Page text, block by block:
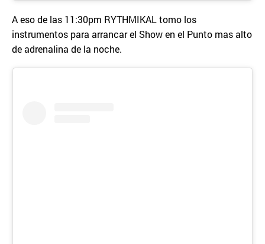
A eso de las 11:30pm RYTHMIKAL tomo los
instrumentos para arrancar el Show en el Punto mas alto
de adrenalina de la noche.